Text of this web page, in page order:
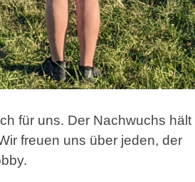
für uns. Der Nachwuchs hält
freuen uns über jeden, der